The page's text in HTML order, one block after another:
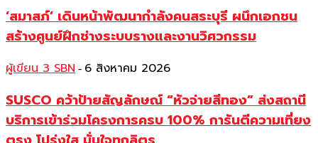
‘สมาสภ์’ เดินหน้าพัฒนากำลังคนสระบุรี ผนึกเอกชน
สร้างศูนย์ฝึกช่างระบบรางและงานวิศวกรรม
ผู้เขียน 3 SBN - 6 สิงหาคม 2026
SUSCO คว้าป้ายสัญลักษณ์ “หัวจ่ายสีทอง” ส่งสถานี
บริการเข้าร่วมโครงการครบ 100% การันตีความเที่ยง